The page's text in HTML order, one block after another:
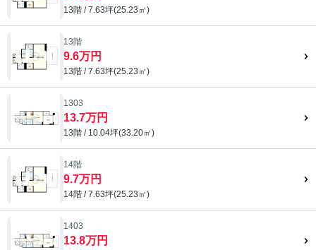
13階 / 7.63坪(25.23㎡)
13階
9.6万円
13階 / 7.63坪(25.23㎡)
1303
13.7万円
13階 / 10.04坪(33.20㎡)
14階
9.7万円
14階 / 7.63坪(25.23㎡)
1403
13.8万円